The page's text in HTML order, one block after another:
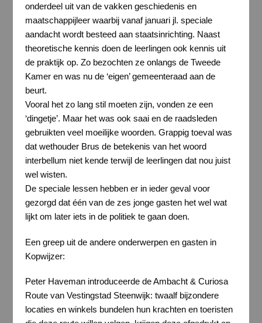
onderdeel uit van de vakken geschiedenis en
maatschappijleer waarbij vanaf januari jl. speciale
aandacht wordt besteed aan staatsinrichting. Naast
theoretische kennis doen de leerlingen ook kennis uit
de praktijk op. Zo bezochten ze onlangs de Tweede
Kamer en was nu de ‘eigen’ gemeenteraad aan de
beurt.
Vooral het zo lang stil moeten zijn, vonden ze een
‘dingetje’. Maar het was ook saai en de raadsleden
gebruikten veel moeilijke woorden. Grappig toeval was
dat wethouder Brus de betekenis van het woord
interbellum niet kende terwijl de leerlingen dat nou juist
wel wisten.
De speciale lessen hebben er in ieder geval voor
gezorgd dat één van de zes jonge gasten het wel wat
lijkt om later iets in de politiek te gaan doen.
Een greep uit de andere onderwerpen en gasten in
Kopwijzer:
Peter Haveman introduceerde de Ambacht & Curiosa
Route van Vestingstad Steenwijk: twaalf bijzondere
locaties en winkels bundelen hun krachten en toeristen